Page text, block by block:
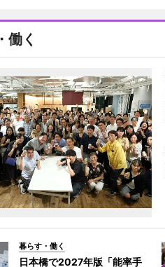
働く
暮らす・働く
日本橋で2027年版「能率手